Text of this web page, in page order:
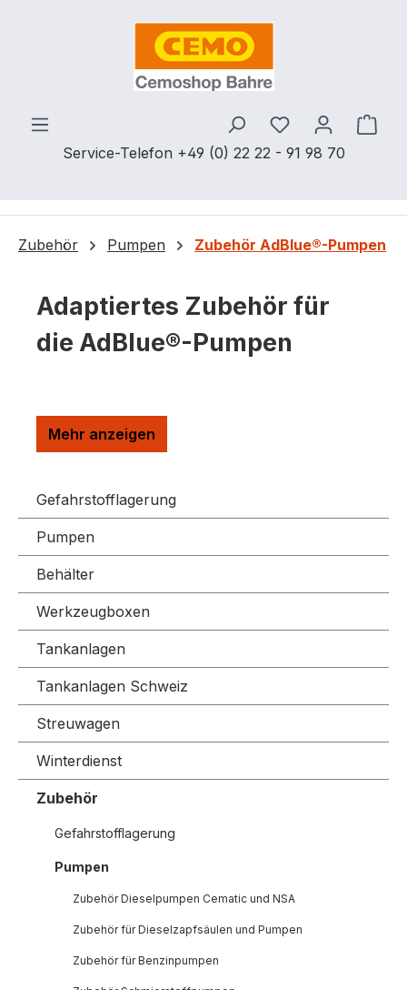
Zum Hauptinhalt springen
Service-Telefon +49 (0) 22 22 - 91 98 70
Du hast 0
Zubehör Pumpen Zubehör AdBlue®-Pumpen
Adaptiertes Zubehör für
die AdBlue®-Pumpen
Gefahrstofflagerung
Pumpen
Behälter
Werkzeugboxen
Tankanlagen
Tankanlagen Schweiz
Streuwagen
Winterdienst
Zubehör
Gefahrstofflagerung
Pumpen
Zubehör Dieselpumpen Cematic und NSA
Zubehör für Dieselzapfsäulen und Pumpen
Zubehör für Benzinpumpen